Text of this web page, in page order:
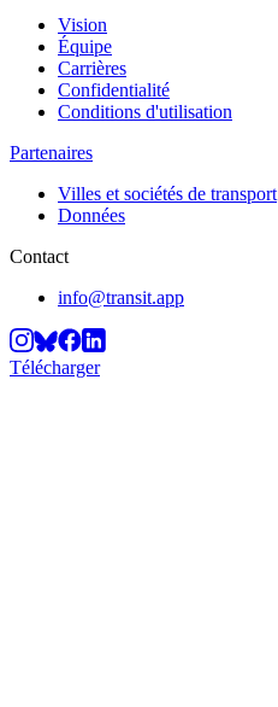
Vision
Équipe
Carrières
Confidentialité
Conditions d'utilisation
Partenaires
Villes et sociétés de transport
Données
Contact
info@transit.app
Télécharger